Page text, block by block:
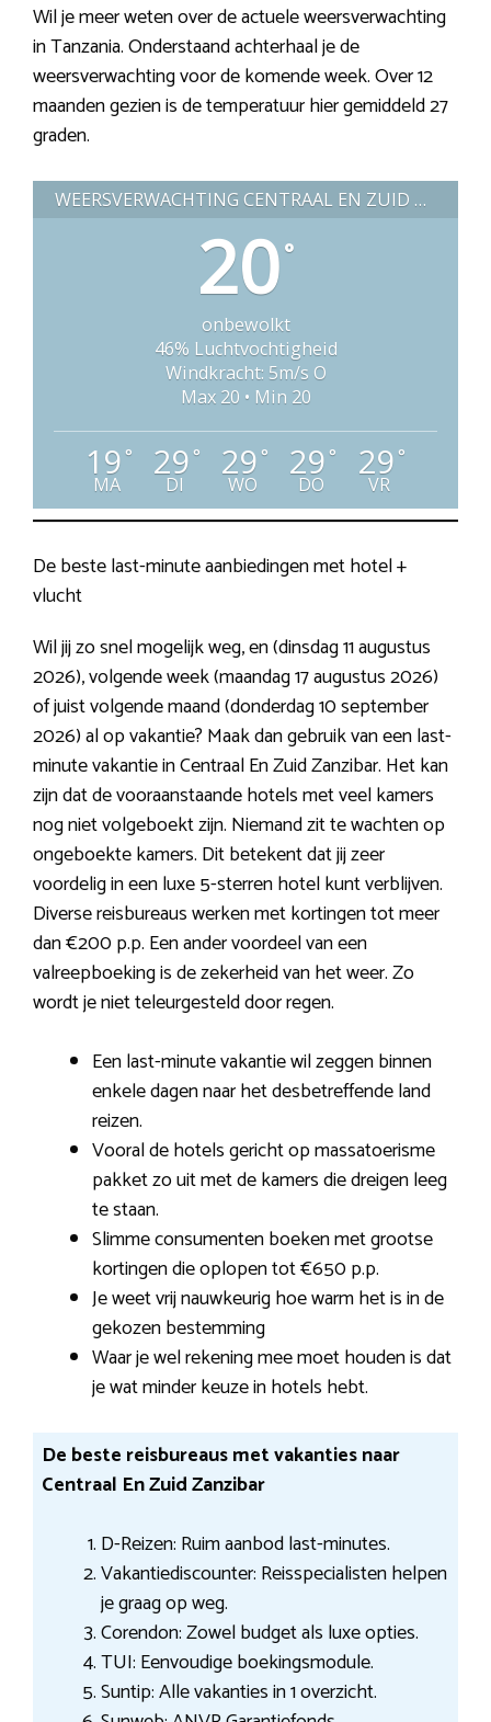
Wil je meer weten over de actuele weersverwachting
in Tanzania. Onderstaand achterhaal je de
weersverwachting voor de komende week. Over 12
maanden gezien is de temperatuur hier gemiddeld 27
graden.
WEERSVERWACHTING CENTRAAL EN ZUID ZANZIBAR (TANZANIA)
20°
onbewolkt
46% Luchtvochtigheid
Windkracht: 5m/s O
Max 20 • Min 20
19°
MA
29°
DI
29°
WO
29°
DO
29°
VR
De beste last-minute aanbiedingen met hotel +
vlucht
Wil jij zo snel mogelijk weg, en (dinsdag 11 augustus
2026), volgende week (maandag 17 augustus 2026)
of juist volgende maand (donderdag 10 september
2026) al op vakantie? Maak dan gebruik van een last-
minute vakantie in Centraal En Zuid Zanzibar. Het kan
zijn dat de vooraanstaande hotels met veel kamers
nog niet volgeboekt zijn. Niemand zit te wachten op
ongeboekte kamers. Dit betekent dat jij zeer
voordelig in een luxe 5-sterren hotel kunt verblijven.
Diverse reisbureaus werken met kortingen tot meer
dan €200 p.p. Een ander voordeel van een
valreepboeking is de zekerheid van het weer. Zo
wordt je niet teleurgesteld door regen.
Een last-minute vakantie wil zeggen binnen
enkele dagen naar het desbetreffende land
reizen.
Vooral de hotels gericht op massatoerisme
pakket zo uit met de kamers die dreigen leeg
te staan.
Slimme consumenten boeken met grootse
kortingen die oplopen tot €650 p.p.
Je weet vrij nauwkeurig hoe warm het is in de
gekozen bestemming
Waar je wel rekening mee moet houden is dat
je wat minder keuze in hotels hebt.
De beste reisbureaus met vakanties naar
Centraal En Zuid Zanzibar
D-Reizen: Ruim aanbod last-minutes.
Vakantiediscounter: Reisspecialisten helpen
je graag op weg.
Corendon: Zowel budget als luxe opties.
TUI: Eenvoudige boekingsmodule.
Suntip: Alle vakanties in 1 overzicht.